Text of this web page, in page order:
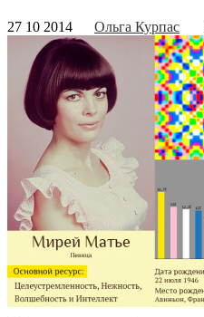
27 10 2014 Ольга Курпас